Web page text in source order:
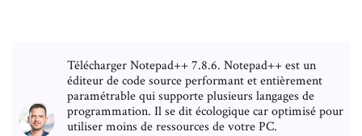
Télécharger Notepad++ 7.8.6. Notepad++ est un
éditeur de code source performant et entièrement
paramétrable qui supporte plusieurs langages de
programmation. Il se dit écologique car optimisé pour
utiliser moins de ressources de votre PC.